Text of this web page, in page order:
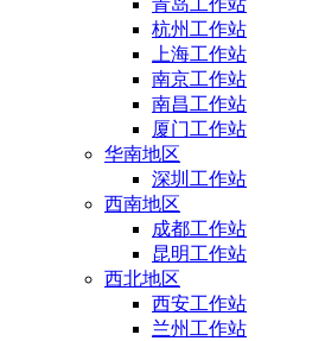
青岛工作站
杭州工作站
上海工作站
南京工作站
南昌工作站
厦门工作站
华南地区
深圳工作站
西南地区
成都工作站
昆明工作站
西北地区
西安工作站
兰州工作站